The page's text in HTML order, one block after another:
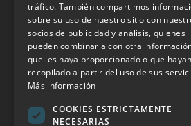
INFORMACIÓN LEGAL
Aviso Legal
Política de Privacidad
Política de calidad y seguridad de la
tráfico. También compartimos
sobre su uso de nuestro sitio con
socios de publicidad y análisis, quienes
pueden combinarla con otra
que les haya proporcionado o que hayan
recopilado a partir del uso de sus
Más información
COOKIES ESTRICTAMENTE
NECESARIAS